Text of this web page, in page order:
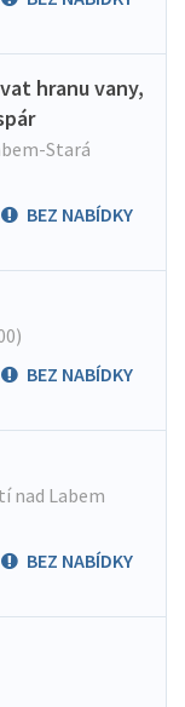
hranu vany,
Stará
BEZ NABÍDKY
BEZ NABÍDKY
nad Labem
BEZ NABÍDKY